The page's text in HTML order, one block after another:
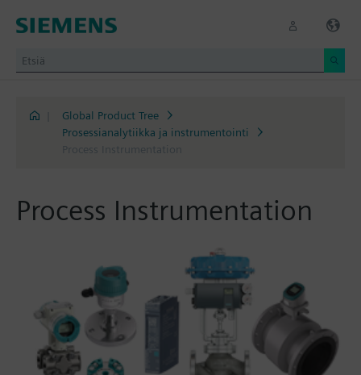
Global Product Tree
Prosessianalytiikka ja instrumentointi
Process Instrumentation
Process Instrumentation